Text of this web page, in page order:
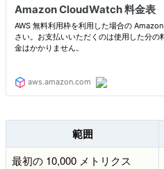
範囲
最初の 10,000 メトリクス